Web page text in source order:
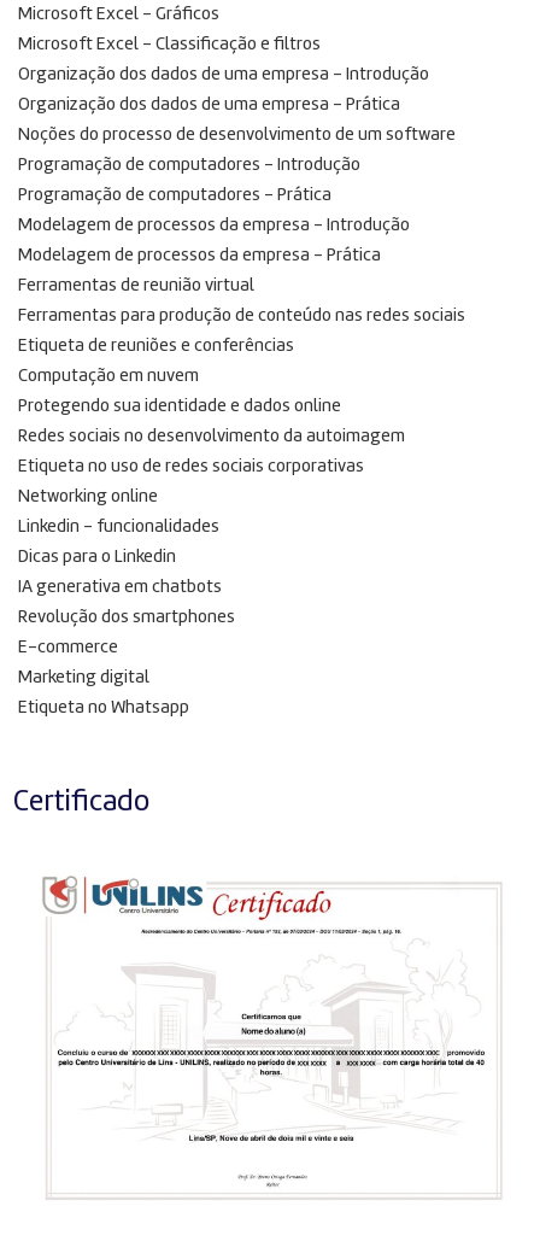
Microsoft Excel – Gráficos
Microsoft Excel – Classificação e filtros
Organização dos dados de uma empresa – Introdução
Organização dos dados de uma empresa – Prática
Noções do processo de desenvolvimento de um software
Programação de computadores – Introdução
Programação de computadores – Prática
Modelagem de processos da empresa – Introdução
Modelagem de processos da empresa – Prática
Ferramentas de reunião virtual
Ferramentas para produção de conteúdo nas redes sociais
Etiqueta de reuniões e conferências
Computação em nuvem
Protegendo sua identidade e dados online
Redes sociais no desenvolvimento da autoimagem
Etiqueta no uso de redes sociais corporativas
Networking online
Linkedin – funcionalidades
Dicas para o Linkedin
IA generativa em chatbots
Revolução dos smartphones
E-commerce
Marketing digital
Etiqueta no Whatsapp
Certificado